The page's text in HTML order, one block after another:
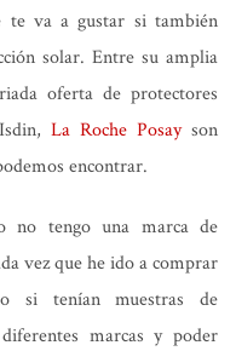
te va a gustar si también
solar. Entre su amplia
oferta de protectores
La Roche Posayson
encontrar.
no tengo una marca de
vez que he ido a comprar
si tenían muestras de
marcas y poder